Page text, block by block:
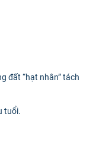
đất “hạt nhân” tách
tuổi.